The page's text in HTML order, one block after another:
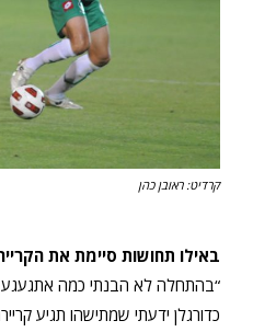
קרדיט: ראובן כהן
באילו תחושות סיימת את
“בהתחלה לא הבנתי כמה אתגעגע
כדורגלן ידעתי שמתישהו תגיע